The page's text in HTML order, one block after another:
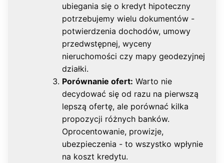
ubiegania się o kredyt hipoteczny
potrzebujemy wielu dokumentów -
potwierdzenia dochodów, umowy
przedwstępnej, wyceny
nieruchomości czy mapy geodezyjnej
działki.
Porównanie ofert: Warto nie
decydować się od razu na pierwszą
lepszą ofertę, ale porównać kilka
propozycji różnych banków.
Oprocentowanie, prowizje,
ubezpieczenia - to wszystko wpłynie
na koszt kredytu.